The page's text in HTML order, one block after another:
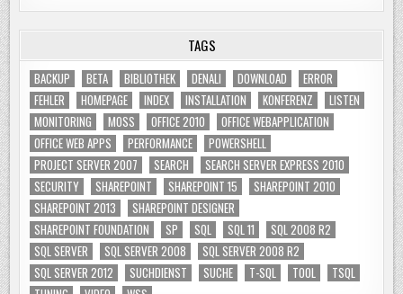
TAGS
BACKUP BETA BIBLIOTHEK DENALI DOWNLOAD
ERROR
FEHLER
HOMEPAGE INDEX INSTALLATION KONFERENZ
LISTEN
MONITORING
MOSS OFFICE 2010
OFFICE WEBAPPLICATION
OFFICE WEB APPS
PERFORMANCE
POWERSHELL
PROJECT SERVER 2007
SEARCH
SEARCH SERVER EXPRESS 2010
SECURITY
SHAREPOINT SHAREPOINT 15
SHAREPOINT 2010
SHAREPOINT 2013
SHAREPOINT DESIGNER
SHAREPOINT FOUNDATION
SP SQL SQL 11
SQL 2008 R2
SQL SERVER
SQL SERVER 2008
SQL SERVER 2008 R2
SQL SERVER 2012
SUCHDIENST SUCHE T-SQL TOOL
TSQL